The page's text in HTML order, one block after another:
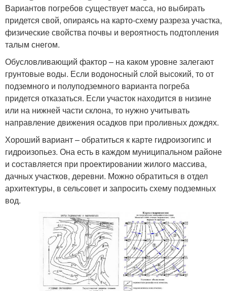
Вариантов погребов существует масса, но выбирать
придется свой, опираясь на карто-схему разреза участка,
физические свойства почвы и вероятность подтопления
талым снегом.
Обусловливающий фактор – на каком уровне залегают
грунтовые воды. Если водоносный слой высокий, то от
подземного и полуподземного варианта погреба
придется отказаться. Если участок находится в низине
или на нижней части склона, то нужно учитывать
направление движения осадков при проливных дождях.
Хороший вариант – обратиться к карте гидроизогипс и
гидроизопьез. Она есть в каждом муниципальном районе
и составляется при проектировании жилого массива,
дачных участков, деревни. Можно обратиться в отдел
архитектуры, в сельсовет и запросить схему подземных
вод.